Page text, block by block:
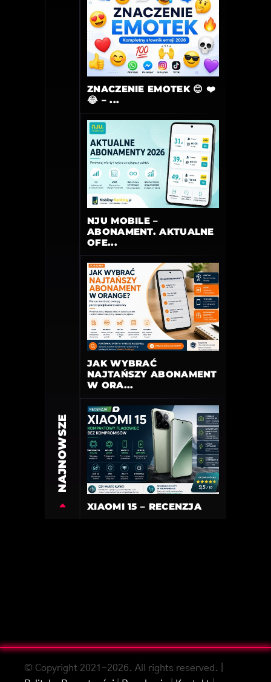
NAJNOWSZE
ZNACZENIE EMOTEK 😊 ❤️
😂 – ...
NJU MOBILE –
ABONAMENT. AKTUALNE
OFE...
JAK WYBRAĆ
NAJTAŃSZY ABONAMENT
W ORA...
XIAOMI 15 – RECENZJA
© Copyright 2021-2026. All rights reserved. |